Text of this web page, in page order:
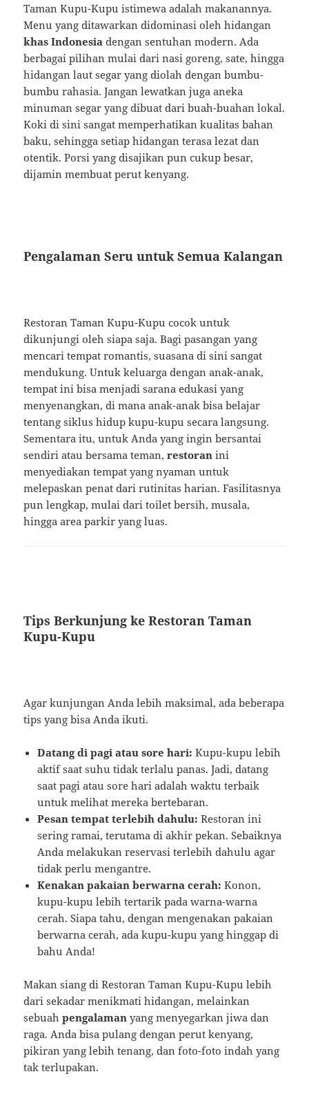
Taman Kupu-Kupu istimewa adalah makanannya.
Menu yang ditawarkan didominasi oleh hidangan
khas Indonesia dengan sentuhan modern. Ada
berbagai pilihan mulai dari nasi goreng, sate, hingga
hidangan laut segar yang diolah dengan bumbu-
bumbu rahasia. Jangan lewatkan juga aneka
minuman segar yang dibuat dari buah-buahan lokal.
Koki di sini sangat memperhatikan kualitas bahan
baku, sehingga setiap hidangan terasa lezat dan
otentik. Porsi yang disajikan pun cukup besar,
dijamin membuat perut kenyang.
Pengalaman Seru untuk Semua Kalangan
Restoran Taman Kupu-Kupu cocok untuk
dikunjungi oleh siapa saja. Bagi pasangan yang
mencari tempat romantis, suasana di sini sangat
mendukung. Untuk keluarga dengan anak-anak,
tempat ini bisa menjadi sarana edukasi yang
menyenangkan, di mana anak-anak bisa belajar
tentang siklus hidup kupu-kupu secara langsung.
Sementara itu, untuk Anda yang ingin bersantai
sendiri atau bersama teman,restoran ini
menyediakan tempat yang nyaman untuk
melepaskan penat dari rutinitas harian. Fasilitasnya
pun lengkap, mulai dari toilet bersih, musala,
hingga area parkir yang luas.
Tips Berkunjung ke Restoran Taman
Kupu-Kupu
Agar kunjungan Anda lebih maksimal, ada beberapa
tips yang bisa Anda ikuti.
Datang di pagi atau sore hari: Kupu-kupu lebih
aktif saat suhu tidak terlalu panas. Jadi, datang
saat pagi atau sore hari adalah waktu terbaik
untuk melihat mereka bertebaran.
Pesan tempat terlebih dahulu: Restoran ini
sering ramai, terutama di akhir pekan. Sebaiknya
Anda melakukan reservasi terlebih dahulu agar
tidak perlu mengantre.
Kenakan pakaian berwarna cerah: Konon,
kupu-kupu lebih tertarik pada warna-warna
cerah. Siapa tahu, dengan mengenakan pakaian
berwarna cerah, ada kupu-kupu yang hinggap di
bahu Anda!
Makan siang di Restoran Taman Kupu-Kupu lebih
dari sekadar menikmati hidangan, melainkan
sebuahpengalaman yang menyegarkan jiwa dan
raga. Anda bisa pulang dengan perut kenyang,
pikiran yang lebih tenang, dan foto-foto indah yang
tak terlupakan.